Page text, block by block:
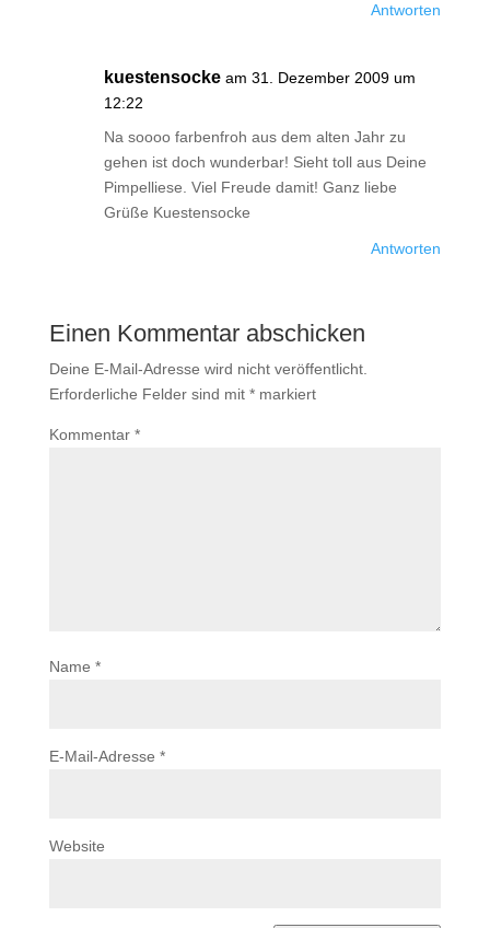
Antworten
kuestensocke am 31. Dezember 2009 um
12:22
Na soooo farbenfroh aus dem alten Jahr zu
gehen ist doch wunderbar! Sieht toll aus Deine
Pimpelliese. Viel Freude damit! Ganz liebe
Grüße Kuestensocke
Antworten
Einen Kommentar abschicken
Deine E-Mail-Adresse wird nicht veröffentlicht.
Erforderliche Felder sind mit *markiert
Kommentar *
Name *
E-Mail-Adresse *
Website